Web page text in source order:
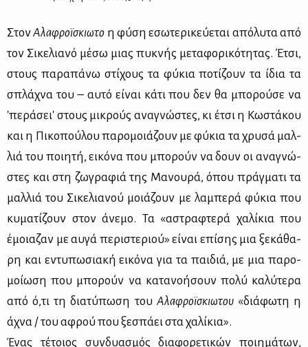
ΣτονΑλα­φροϊ­σκιω­το η φύ­ση εσω­τε­ρι­κεύ­ε­ται από­λυ­τα από
τον Σι­κε­λια­νό μέ­σω μιας πυ­κνής με­τα­φο­ρι­κό­τη­τας. Έτσι,
στους πα­ρα­πά­νω στί­χους τα φύ­κια πο­τί­ζουν τα ίδια τα
σπλά­χνα του – αυ­τό εί­ναι κά­τι που δεν θα μπο­ρού­σε να
'πε­ρά­σει' στους μι­κρούς ανα­γνώ­στες, κι έτσι η Κω­στά­κου
και η Πι­κο­πού­λου πα­ρο­μοιά­ζουν με φύ­κια τα χρυ­σά μαλ­
λιά του ποι­η­τή, ει­κό­να που μπο­ρούν να δουν οι ανα­γνώ­
στες και στη ζω­γρα­φιά της Μα­νου­ρά, όπου πράγ­μα­τι τα
μαλ­λιά του Σι­κε­λια­νού μοιά­ζουν με λα­μπε­ρά φύ­κια που
κυ­μα­τί­ζουν στον άνε­μο. Τα «αστρα­φτε­ρά χα­λί­κια που
έμοια­ζαν με αυ­γά πε­ρι­στε­ριού» εί­ναι επί­σης μια ξε­κά­θα­
ρη και εντυ­πω­σια­κή ει­κό­να για τα παι­διά, με μια πα­ρο­
μοί­ω­ση που μπο­ρούν να κα­τα­νο­ή­σουν πο­λύ κα­λύ­τε­ρα
από ό,τι τη δια­τύ­πω­ση του Αλα­φροϊ­σκιω­του«διά­φω­τη η
άχνα / του αφρού που ξε­σπά­ει στα χα­λί­κια».
Ένας τέ­τοιος συν­δυα­σμός δια­φο­ρε­τι­κών ποι­η­μά­των,